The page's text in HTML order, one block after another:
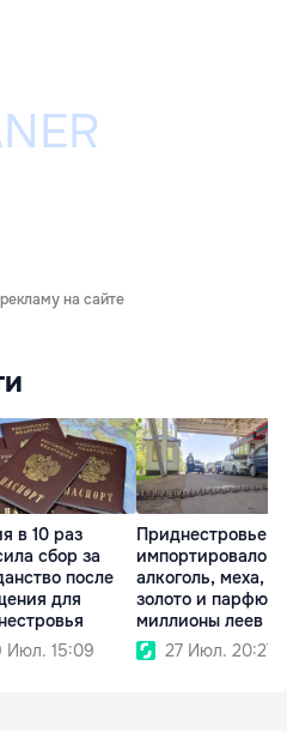
на сайте
в 10 раз
сбор за
после
для
Июл. 15:09
Приднестровье
импортировало
алкоголь, меха,
золото и парфюм
миллионы леев
27 Июл. 20:27